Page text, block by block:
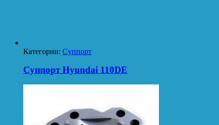
Категории: Суппорт
Суппорт Hyundai 110DE